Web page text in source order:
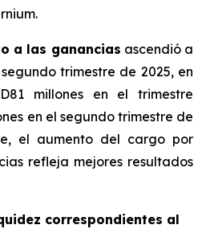
a las ganancias ascendió a
trimestre de 2025, en
millones en el trimestre
en el segundo trimestre de
el aumento del cargo por
refleja mejores resultados
correspondientes al